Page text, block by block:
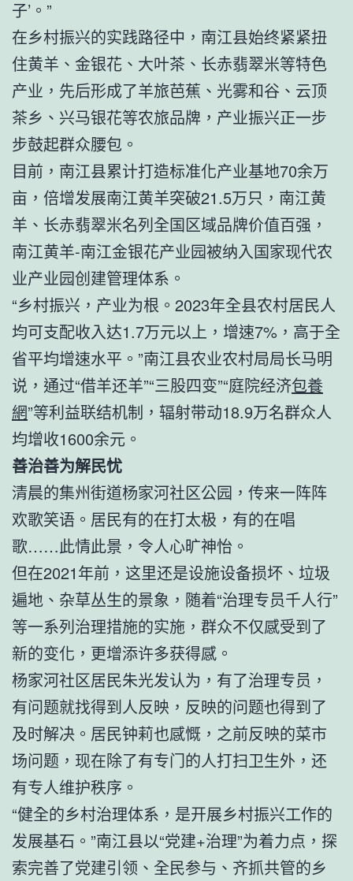
子’。”
在乡村振兴的实践路径中，南江县始终紧紧扭
住黄羊、金银花、大叶茶、长赤翡翠米等特色
产业，先后形成了羊旅芭蕉、光雾和谷、云顶
茶乡、兴马银花等农旅品牌，产业振兴正一步
步鼓起群众腰包。
目前，南江县累计打造标准化产业基地70余万
亩，倍增发展南江黄羊突破21.5万只，南江黄
羊、长赤翡翠米名列全国区域品牌价值百强，
南江黄羊-南江金银花产业园被纳入国家现代农
业产业园创建管理体系。
“乡村振兴，产业为根。2023年全县农村居民人
均可支配收入达1.7万元以上，增速7%，高于全
省平均增速水平。”南江县农业农村局局长马明
说，通过“借羊还羊”“三股四变”“庭院经济包養
網”等利益联结机制，辐射带动18.9万名群众人
均增收1600余元。
善治善为解民忧
清晨的集州街道杨家河社区公园，传来一阵阵
欢歌笑语。居民有的在打太极，有的在唱
歌……此情此景，令人心旷神怡。
但在2021年前，这里还是设施设备损坏、垃圾
遍地、杂草丛生的景象，随着“治理专员千人行”
等一系列治理措施的实施，群众不仅感受到了
新的变化，更增添许多获得感。
杨家河社区居民朱光发认为，有了治理专员，
有问题就找得到人反映，反映的问题也得到了
及时解决。居民钟莉也感慨，之前反映的菜市
场问题，现在除了有专门的人打扫卫生外，还
有专人维护秩序。
“健全的乡村治理体系，是开展乡村振兴工作的
发展基石。”南江县以“党建+治理”为着力点，探
索完善了党建引领、全民参与、齐抓共管的乡